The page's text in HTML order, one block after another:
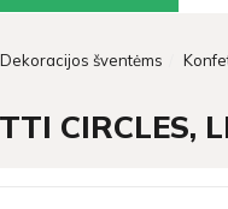
Dekoracijos šventėms
CIRCLES,